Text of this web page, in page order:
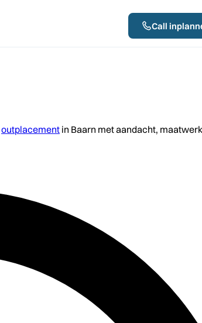
Call
outplacement in Baarn met aandacht,